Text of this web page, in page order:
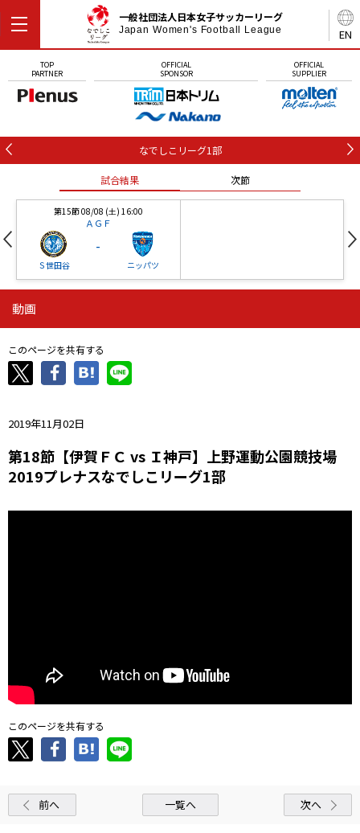
EN
一般社団法人日本女子サッカーリーグ
Japan Women's Football League
TOP
PARTNER
OFFICIAL
SPONSOR
OFFICIAL
SUPPLIER
なでしこリーグ1部
試合結果 次節
第15節 08/08 (土) 16:00
ＡＧＦ
Ｓ世田谷
-
ニッパツ
ニッパツ
ニッパツ
-
石人の星
動画
このページを共有する
2019年11月02日
第18節【伊賀ＦＣ vs Ｉ神戸】上野運動公園競技場
2019プレナスなでしこリーグ1部
このページを共有する
前へ 一覧へ 次へ